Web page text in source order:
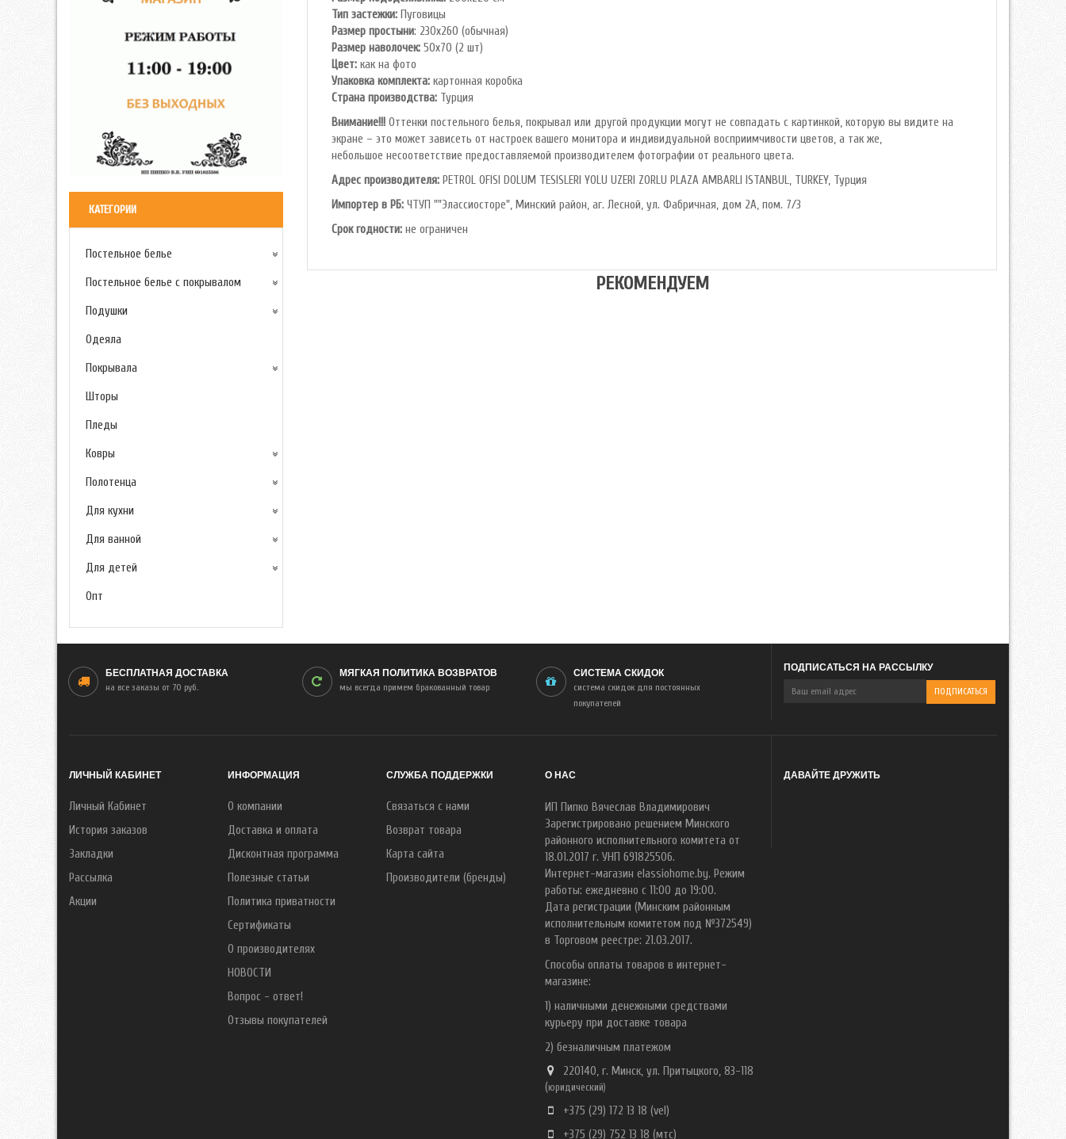
КАТЕГОРИИ
Постельное белье
Постельное белье с покрывалом
Подушки
Одеяла
Покрывала
Шторы
Пледы
Ковры
Полотенца
Для кухни
Для ванной
Для детей
Опт
Тип застежки: Пуговицы
Размер простыни: 230х260 (обычная)
Размер наволочек: 50х70 (2 шт)
Цвет: как на фото
Упаковка комплекта: картонная коробка
Cтрана производства: Турция
Внимание!!! Оттенки постельного белья, покрывал или другой продукции могут не совпадать с картинкой, которую вы видите на
экране – это может зависеть от настроек вашего монитора и индивидуальной восприимчивости цветов, а так же,
небольшое несоответствие предоставляемой производителем фотографии от реального цвета.
Адрес производителя: PETROL OFlSl DOLUM TESISLERI YOLU UZERI ZORLU PLAZA AMBARLI ISTANBUL, TURKEY, Турция
Импортер в РБ: ЧТУП ""Элассиосторе", Минский район, аг. Лесной, ул. Фабричная, дом 2А, пом. 7/3
Срок годности: не ограничен
РЕКОМЕНДУЕМ
БЕСПЛАТНАЯ ДОСТАВКА
на все заказы от 70 руб.
МЯГКАЯ ПОЛИТИКА ВОЗВРАТОВ
мы всегда примем бракованный товар
СИСТЕМА СКИДОК
система скидок для постоянных
покупателей
ПОДПИСАТЬСЯ НА РАССЫЛКУ
ЛИЧНЫЙ КАБИНЕТ
Личный Кабинет
История заказов
Закладки
Рассылка
Акции
ИНФОРМАЦИЯ
О компании
Доставка и оплата
Дисконтная программа
Полезные статьи
Политика приватности
Сертификаты
О производителях
НОВОСТИ
Вопрос - ответ!
Отзывы покупателей
СЛУЖБА ПОДДЕРЖКИ
Связаться с нами
Возврат товара
Карта сайта
Производители (бренды)
О НАС
ИП Пипко Вячеслав Владимирович
Зарегистрировано решением Минского
районного исполнительного комитета от
18.01.2017 г. УНП 691825506.
Интернет-магазин elassiohome.by. Режим
работы: ежедневно с 11:00 до 19:00.
Дата регистрации (Минским районным
исполнительным комитетом под №372549)
в Торговом реестре: 21.03.2017.
Способы оплаты товаров в интернет-
магазине:
1) наличными денежными средствами
курьеру при доставке товара
2) безналичным платежом
220140, г. Минск, ул. Притыцкого, 83-118
(юридический)
+375 (29) 172 13 18 (vel)
+375 (29) 752 13 18 (мтс)
ДАВАЙТЕ ДРУЖИТЬ